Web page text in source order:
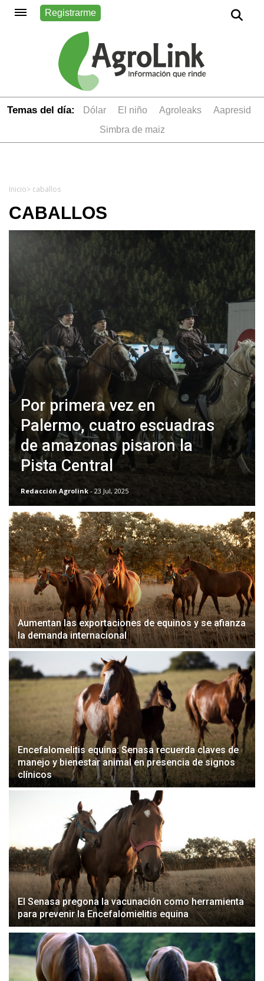
Registrarme
Temas del día: dólar el niño Agroleaks
aapresid
simbra de maiz
Inicio> caballos
CABALLOS
Por primera vez en
Palermo, cuatro escuadras
de amazonas pisaron la
Pista Central
Redacción Agrolink - 23 Jul, 2025
Aumentan las exportaciones de equinos y se afianza
la demanda internacional
Encefalomelitis equina: Senasa recuerda claves de
manejo y bienestar animal en presencia de signos
clínicos
El Senasa pregona la vacunación como herramienta
para prevenir la Encefalomielitis equina